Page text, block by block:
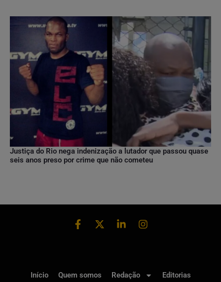
Justiça do Rio nega indenização a lutador que passou quase
seis anos preso por crime que não cometeu
Início Quem somos Redação Editorias